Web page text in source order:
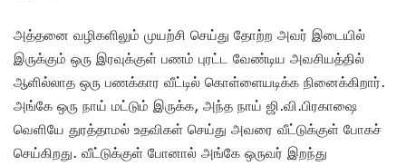
அத்தனை வழிகளிலும் முயற்சி செய்து தோற்ற அவர் இடையில்
இருக்கும் ஒரு இரவுக்குள் பணம் புரட்ட வேண்டிய அவசியத்தில்
ஆளில்லாத ஒரு பணக்கார வீட்டில் கொள்ளையடிக்க நினைக்கிறார்.
அங்கே ஒரு நாய் மட்டும் இருக்க, அந்த நாய் ஜி.வி.பிரகாஷை
வெளியே துரத்தாமல் உதவிகள் செய்து அவரை வீட்டுக்குள் போகச்
செய்கிறது. வீட்டுக்குள் போனால் அங்கே ஒருவர் இறந்து